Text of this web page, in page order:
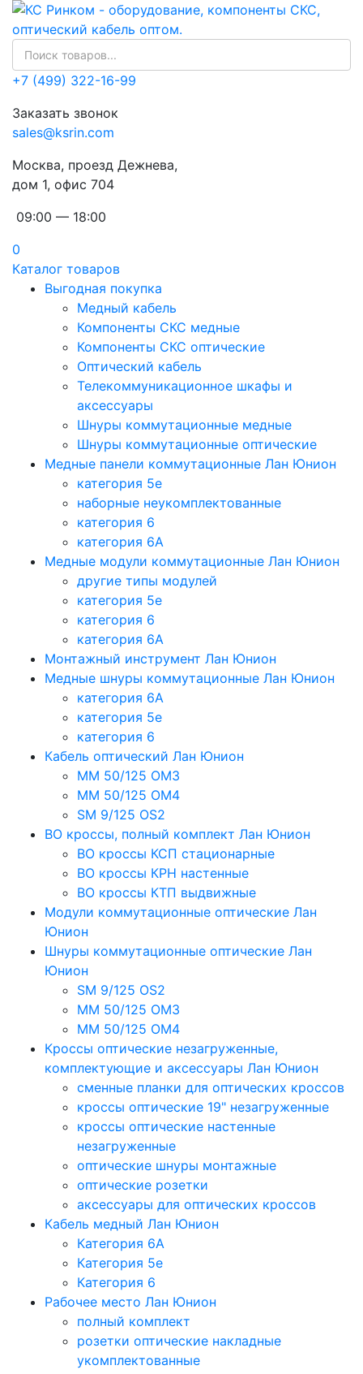
+7 (499) 322-16-99
Заказать звонок
sales@ksrin.com
Москва, проезд Дежнева,
дом 1, офис 704
09:00 — 18:00
0
Каталог товаров
Выгодная покупка
Медный кабель
Компоненты СКС медные
Компоненты СКС оптические
Оптический кабель
Телекоммуникационное шкафы и
аксессуары
Шнуры коммутационные медные
Шнуры коммутационные оптические
Медные панели коммутационные Лан Юнион
категория 5e
наборные неукомплектованные
категория 6
категория 6A
Медные модули коммутационные Лан Юнион
другие типы модулей
категория 5е
категория 6
категория 6A
Монтажный инструмент Лан Юнион
Медные шнуры коммутационные Лан Юнион
категория 6A
категория 5e
категория 6
Кабель оптический Лан Юнион
MM 50/125 OM3
MM 50/125 OM4
SM 9/125 OS2
ВО кроссы, полный комплект Лан Юнион
ВО кроссы КСП стационарные
ВО кроссы КРН настенные
ВО кроссы КТП выдвижные
Модули коммутационные оптические Лан
Юнион
Шнуры коммутационные оптические Лан
Юнион
SM 9/125 OS2
MM 50/125 OM3
MM 50/125 OM4
Кроссы оптические незагруженные,
комплектующие и аксессуары Лан Юнион
сменные планки для оптических кроссов
кроссы оптические 19" незагруженные
кроссы оптические настенные
незагруженные
оптические шнуры монтажные
оптические розетки
аксессуары для оптических кроссов
Кабель медный Лан Юнион
Категория 6A
Категория 5e
Категория 6
Рабочее место Лан Юнион
полный комплект
розетки оптические накладные
укомплектованные